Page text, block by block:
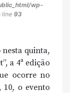
wp-
line 93
nesta quinta,
a 4ª edição
ocorre no
o evento